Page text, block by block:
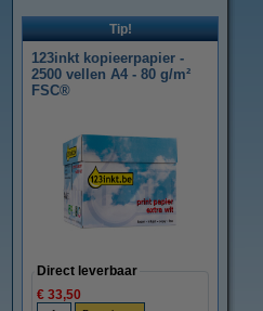
Tip!
123inkt kopieerpapier -
2500 vellen A4 - 80 g/m²
FSC®
Direct leverbaar
€ 33,50